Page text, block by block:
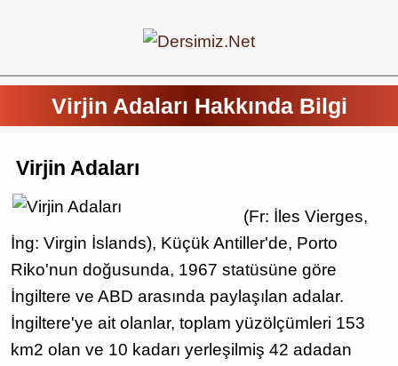
Virjin Adaları Hakkında Bilgi
Virjin Adaları
(Fr: İles Vierges,
İng: Virgin İslands), Küçük Antiller'de, Porto
Riko'nun doğusunda, 1967 statüsüne göre
İngiltere ve ABD arasında paylaşılan adalar.
İngiltere'ye ait olanlar, toplam yüzölçümleri 153
km2 olan ve 10 kadarı yerleşilmiş 42 adadan